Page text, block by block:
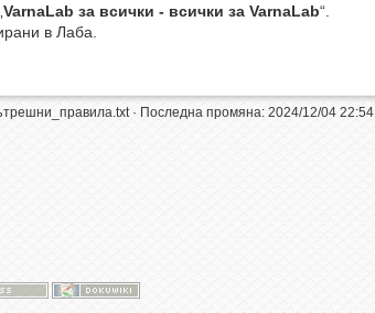
VarnaLab за всички - всички за VarnaLab“.
в Лаба.
· Последна промяна: 2024/12/04 22:54